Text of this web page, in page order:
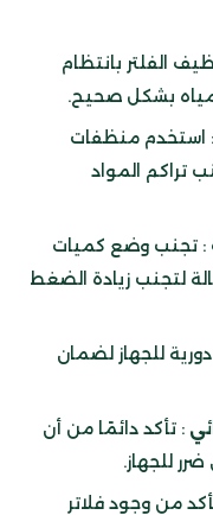
الفلتر بانتظام
بشكل صحيح.
: استخدم منظفات
تراكم المواد
: تجنب وضع كميات
لتجنب زيادة الضغط
للجهاز لضمان
: تأكد دائمًا من أن
للجهاز.
من وجود فلاتر